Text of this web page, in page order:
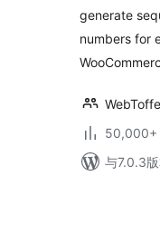
generate
numbers for
50,000+
与7.0.3